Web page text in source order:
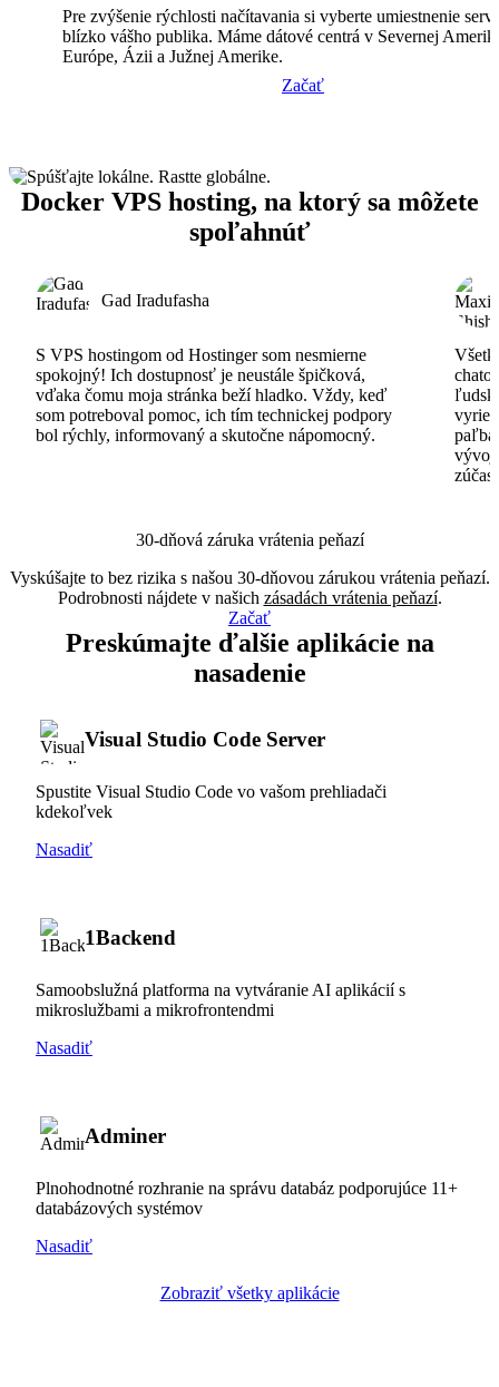
Pre zvýšenie rýchlosti načítavania si vyberte umiestnenie
blízko vášho publika. Máme dátové centrá v Severnej
Európe, Ázii a Južnej Amerike.
Začať
Docker VPS hosting, na ktorý sa môžete
spoľahnúť
Gad Iradufasha
S VPS hostingom od Hostinger som nesmierne
spokojný! Ich dostupnosť je neustále špičková,
vďaka čomu moja stránka beží hladko. Vždy, keď
som potreboval pomoc, ich tím technickej podpory
bol rýchly, informovaný a skutočne nápomocný.
30-dňová záruka vrátenia peňazí
Vyskúšajte to bez rizika s našou 30-dňovou zárukou vrátenia peňazí.
Podrobnosti nájdete v našich zásadách vrátenia peňazí.
Začať
Preskúmajte ďalšie aplikácie na
nasadenie
Visual Studio Code Server
Spustite Visual Studio Code vo vašom prehliadači
kdekoľvek
Nasadiť
1Backend
Samoobslužná platforma na vytváranie AI aplikácií s
mikroslužbami a mikrofrontendmi
Nasadiť
Adminer
Plnohodnotné rozhranie na správu databáz podporujúce 11+
databázových systémov
Nasadiť
Zobraziť všetky aplikácie